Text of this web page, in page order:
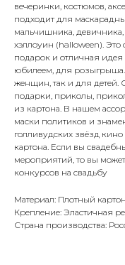
вечеринки, костюмов,
подходит для
мальчишника, девичника,
хэллоуин (halloween).
подарок и отличная
юбилеем, для
женщин, так и для детей.
подарки, приколы,
из картона. В нашем
маски политиков и
голливудских звёзд
картона. Если вы
мероприятий, то вы
конкурсов на свадьбу
Материал: Плотный картон
Крепление: Эластичная
Страна производства: